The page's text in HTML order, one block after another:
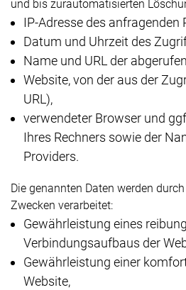
und bis zurautomatisierten
IP-Adresse des anfragenden
Datum und Uhrzeit des
Name und URL der
Website, von der aus der
URL),
verwendeter Browser und
Ihres Rechners sowie der
Providers.
Die genannten Daten werden
Zwecken verarbeitet:
Gewährleistung eines
Verbindungsaufbaus der
Gewährleistung einer
Website,